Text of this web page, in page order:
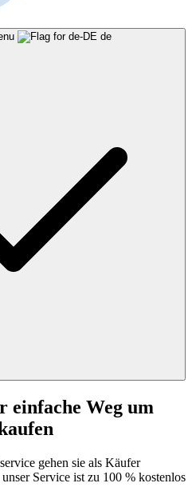
de
einfache Weg um
gehen sie als Käufer
Service ist zu 100 % kostenlos